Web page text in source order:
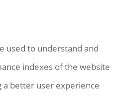
used to understand and
indexes of the website
a better user experience